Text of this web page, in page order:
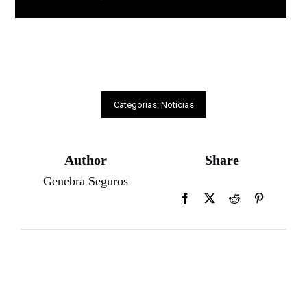
Categorias: Notícias
Author
Genebra Seguros
Share